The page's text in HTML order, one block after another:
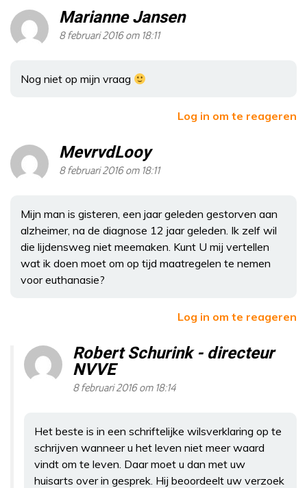
Marianne Jansen
8 februari 2016 om 18:11
Nog niet op mijn vraag
Log in om te reageren
MevrvdLooy
8 februari 2016 om 18:11
Mijn man is gisteren, een jaar geleden gestorven aan
alzheimer, na de diagnose 12 jaar geleden. Ik zelf wil
die lijdensweg niet meemaken. Kunt U mij vertellen
wat ik doen moet om op tijd maatregelen te nemen
voor euthanasie?
Log in om te reageren
Robert Schurink - directeur
NVVE
8 februari 2016 om 18:14
Het beste is in een schriftelijke wilsverklaring op te
schrijven wanneer u het leven niet meer waard
vindt om te leven. Daar moet u dan met uw
huisarts over in gesprek. Hij beoordeelt uw verzoek